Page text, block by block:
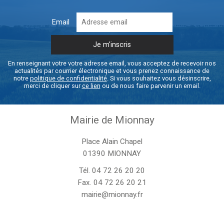
Email
En renseignant votre votre adresse email, vous acceptez de recevoir nos
actualités par courrier électronique et vous prenez connaissance de
notre politique de confidentialité. Si vous souhaitez vous désinscrire,
merci de cliquer surce lien ou de nous faire parvenir un email.
Mairie de Mionnay
Place Alain Chapel
01390 MIONNAY
Tél. 04 72 26 20 20
Fax. 04 72 26 20 21
mairie@mionnay.fr